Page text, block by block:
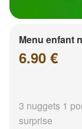
Menu enfant
6.90 €
3 nuggets 1
surprise